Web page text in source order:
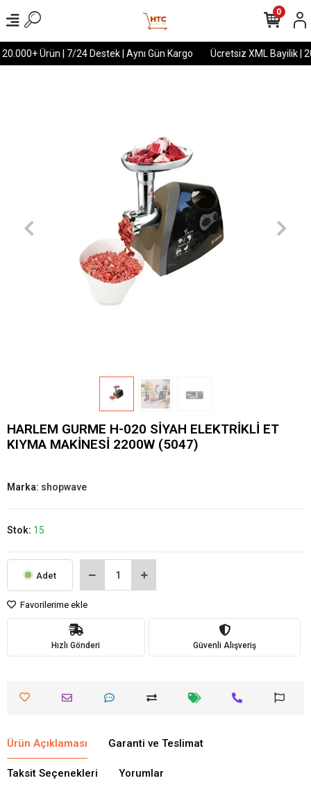
Ürün | 7/24 Destek | Aynı Gün Kargo Ücretsiz XML Bayilik |
0
HARLEM GURME H-020 SİYAH ELEKTRİKLİ ET
KIYMA MAKİNESİ 2200W (5047)
Marka: shopwave
Stok: 15
Adet
Favorilerime ekle
Hızlı Gönderi Güvenli Alışveriş
Ürün Açıklaması Garanti ve Teslimat
Taksit Seçenekleri Yorumlar